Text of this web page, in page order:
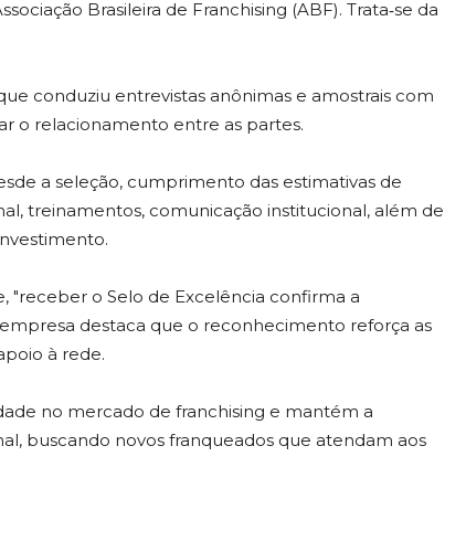
Brasileira de Franchising (ABF). Trata‑se da
conduziu entrevistas anônimas e amostrais com
o relacionamento entre as partes.
a seleção, cumprimento das estimativas de
treinamentos, comunicação institucional, além de
"receber o Selo de Excelência confirma a
destaca que o reconhecimento reforça as
à rede.
no mercado de franchising e mantém a
buscando novos franqueados que atendam aos